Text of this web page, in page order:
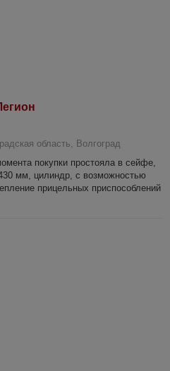
область, Волгоград
покупки простояла в сейфе,
мм, цилиндр, с возможностью
прицельных приспособлений